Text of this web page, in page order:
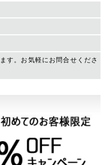
す。お気軽にお問合せくださ